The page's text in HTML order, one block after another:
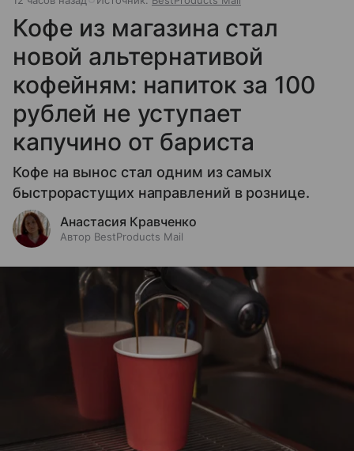
Кофе из магазина стал
новой альтернативой
кофейням: напиток за 100
рублей не уступает
капучино от бариста
Кофе на вынос стал одним из самых
быстрорастущих направлений в рознице.
Анастасия Кравченко
Автор BestProducts Mail